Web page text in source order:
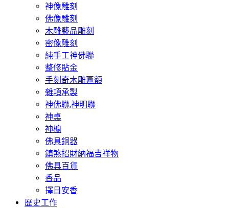
神像雕刻
佛像雕刻
木雕藝品雕刻
密像雕刻
純手工神佛聯
整修貼金
手刻奇木雕匾額
雜項承製
神佛聯,神明聯
神桌
神櫥
佛具銅器
鎮煞招財納福吉祥物
佛具百貨
香品
擇日安香
歷史工作